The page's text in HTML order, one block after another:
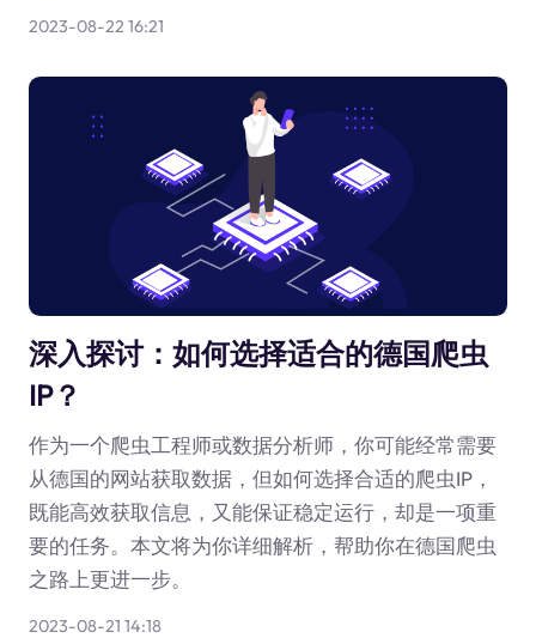
2023-08-22 16:21
深入探讨：如何选择适合的德国爬虫
IP？
作为一个爬虫工程师或数据分析师，你可能经常需要
从德国的网站获取数据，但如何选择合适的爬虫IP，
既能高效获取信息，又能保证稳定运行，却是一项重
要的任务。本文将为你详细解析，帮助你在德国爬虫
之路上更进一步。
2023-08-21 14:18